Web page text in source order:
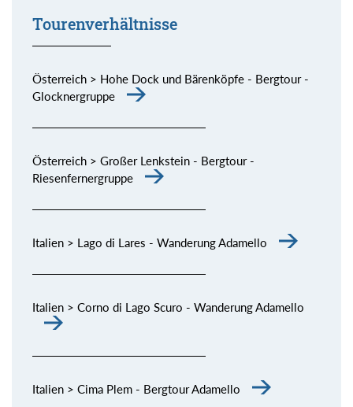
Tourenverhältnisse
Österreich > Hohe Dock und Bärenköpfe - Bergtour -
Glocknergruppe
Österreich > Großer Lenkstein - Bergtour -
Riesenfernergruppe
Italien > Lago di Lares - Wanderung Adamello
Italien > Corno di Lago Scuro - Wanderung Adamello
Italien > Cima Plem - Bergtour Adamello